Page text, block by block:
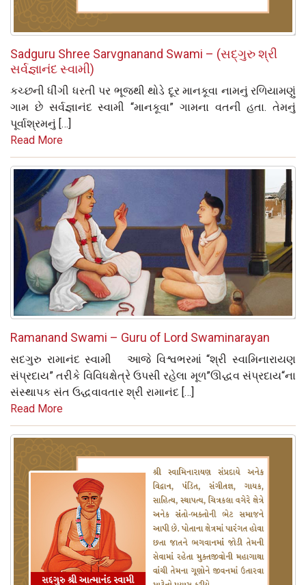
Sadguru Shree Sarvgnanand Swami – (સદ્‌ગુરુ શ્રી
સર્વજ્ઞાનંદ સ્વામી)
કચ્છની ધીંગી ધરતી પર ભૂજથી થોડે દૂર માનકૂવા નામનું રળિયામણું
ગામ છે સર્વજ્ઞાનંદ સ્વામી “માનકૂવા” ગામના વતની હતા. તેમનું
પૂર્વાશ્રમનું […]
Read More
Ramanand Swami – Guru of Lord Swaminarayan
સદગુરુ રામાનંદ સ્વામી આજે વિશ્વભરમાં “શ્રી સ્વામિનારાયણ
સંપ્રદાય” તરીકે વિવિધક્ષેત્રે ઉપસી રહેલા મૂળ”ઊદ્ધવ સંપ્રદાય“ના
સંસ્થાપક સંત ઉદ્ધવાવતાર શ્રી રામાનંદ […]
Read More